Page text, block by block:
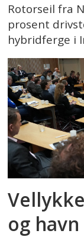
Rotor­seil fra
prosent
hybridferge i
og havn